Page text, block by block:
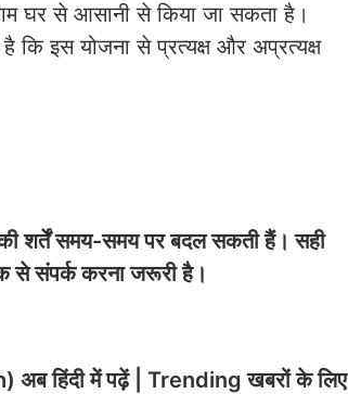
घर से आसानी से किया जा सकता है।
कि इस योजना से प्रत्यक्ष और अप्रत्यक्ष
शर्तें समय-समय पर बदल सकती हैं। सही
से संपर्क करना जरूरी है।
हिंदी में पढ़ें | Trending खबरों के लिए